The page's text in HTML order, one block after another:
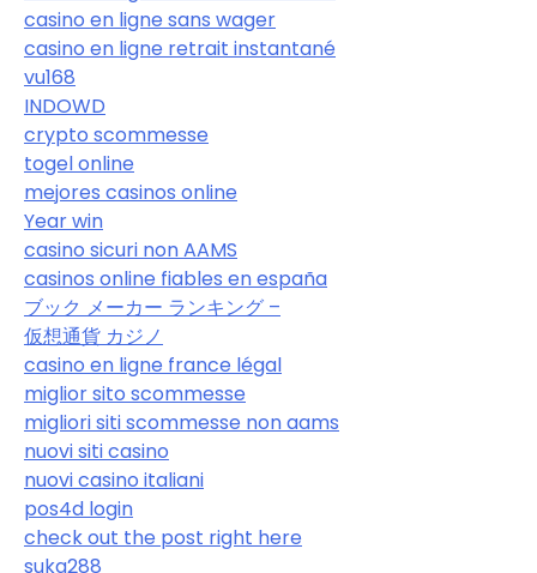
casino en ligne sans wager
casino en ligne retrait instantané
vu168
INDOWD
crypto scommesse
togel online
mejores casinos online
Year win
casino sicuri non AAMS
casinos online fiables en españa
ブック メーカー ランキング –
仮想通貨 カジノ
casino en ligne france légal
miglior sito scommesse
migliori siti scommesse non aams
nuovi siti casino
nuovi casino italiani
pos4d login
check out the post right here
suka288